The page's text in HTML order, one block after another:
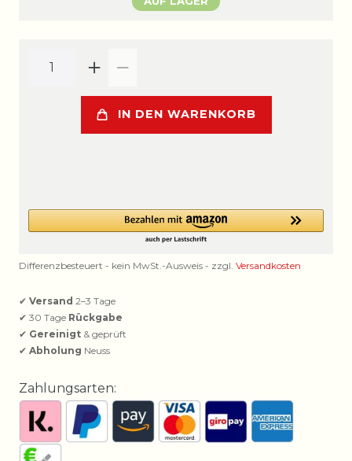
IN DEN WARENKORB
Differenzbesteuert - kein MwSt.-Ausweis - zzgl. Versandkosten
✔ Versand 2–3 Tage
✔ 30 Tage Rückgabe
✔ Gereinigt & geprüft
✔ Abholung Neuss
Zahlungsarten: